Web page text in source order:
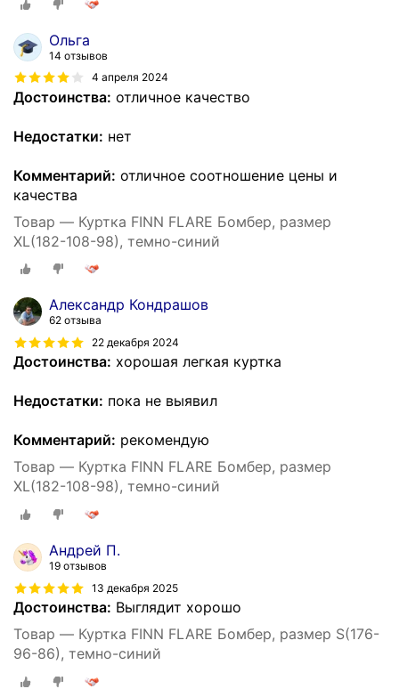
Ольга
14 отзывов
4 апреля 2024
Достоинства: отличное качество
Недостатки: нет
Комментарий: отличное соотношение цены и
качества
Товар — Куртка FINN FLARE Бомбер, размер
XL(182-108-98), темно-синий
Александр Кондрашов
62 отзыва
22 декабря 2024
Достоинства: хорошая легкая куртка
Недостатки: пока не выявил
Комментарий: рекомендую
Товар — Куртка FINN FLARE Бомбер, размер
XL(182-108-98), темно-синий
Андрей П.
19 отзывов
13 декабря 2025
Достоинства: Выглядит хорошо
Товар — Куртка FINN FLARE Бомбер, размер S(176-
96-86), темно-синий